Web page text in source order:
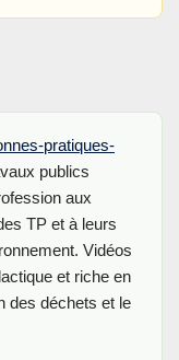
pratiques-
publics
aux
TP et à leurs
Vidéos
et riche en
des déchets et le